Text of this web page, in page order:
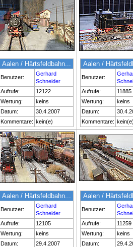
Aalen / Härtsfeldbahn...
Benutzer:
Gerhard
Schneider
Aufrufe:
12122
Wertung:
keins
Datum:
30.4.2007
Kommentare: kein(e)
Aalen /
Benutzer:
Aufrufe:
11885
Wertung:
keins
Datum:
Kommentare:
Aalen / Härtsfeldbahn...
Benutzer:
Gerhard
Schneider
Aufrufe:
12105
Wertung:
keins
Datum:
29.4.2007
Aalen /
Benutzer:
Aufrufe:
11259
Wertung:
keins
Datum: